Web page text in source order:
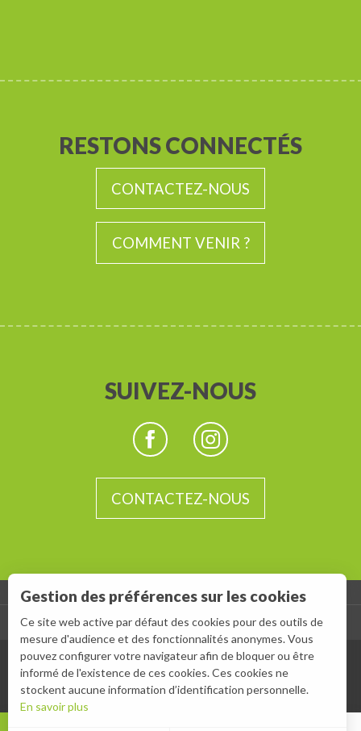
RESTONS CONNECTÉS
CONTACTEZ-NOUS
COMMENT VENIR ?
SUIVEZ-NOUS
CONTACTEZ-NOUS
ESPACE GROUPES - ESPACE PRESSE
Gestion des préférences sur les cookies
Ce site web active par défaut des cookies pour des outils de
mesure d'audience et des fonctionnalités anonymes. Vous
pouvez configurer votre navigateur afin de bloquer ou être
informé de l'existence de ces cookies. Ces cookies ne
stockent aucune information d’identification personnelle.
En savoir plus